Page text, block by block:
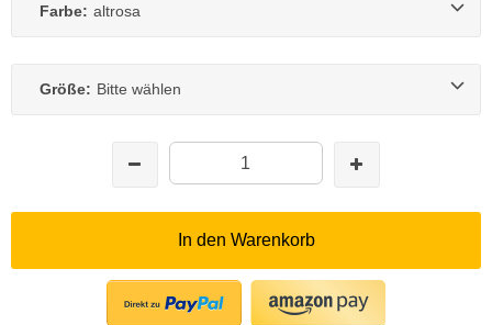
Farbe: altrosa
Größe: Bitte wählen
In den Warenkorb